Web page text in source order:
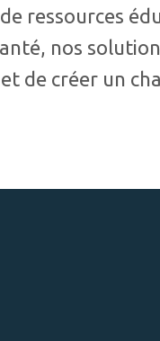
ressources
nos
de créer un